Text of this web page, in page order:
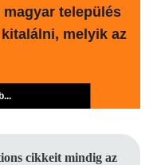
település
melyik az
cikkeit mindig az